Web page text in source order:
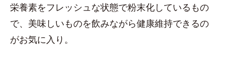
栄養素をフレッシュな状態で粉末化しているもの
で、美味しいものを飲みながら健康維持できるの
がお気に入り。